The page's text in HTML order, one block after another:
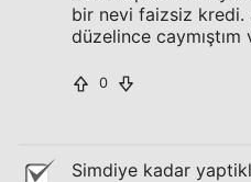
bir nevi faizsiz kredi.
düzelince caymıştım
0
Simdiye kadar